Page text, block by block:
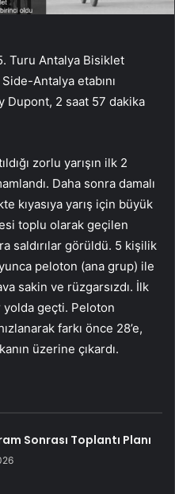
Turu Antalya Bisiklet
Antalya etabını
Dupont, 2 saat 57 dakika
zorlu yarışın ilk 2
Daha sonra damalı
kıyasıya yarış için büyük
toplu olarak geçilen
saldırılar görüldü. 5 kişilik
peloton (ana grup) ile
sakin ve rüzgarsızdı. İlk
geçti. Peloton
farkı önce 28’e,
üzerine çıkardı.
Sonrası Toplantı Planı